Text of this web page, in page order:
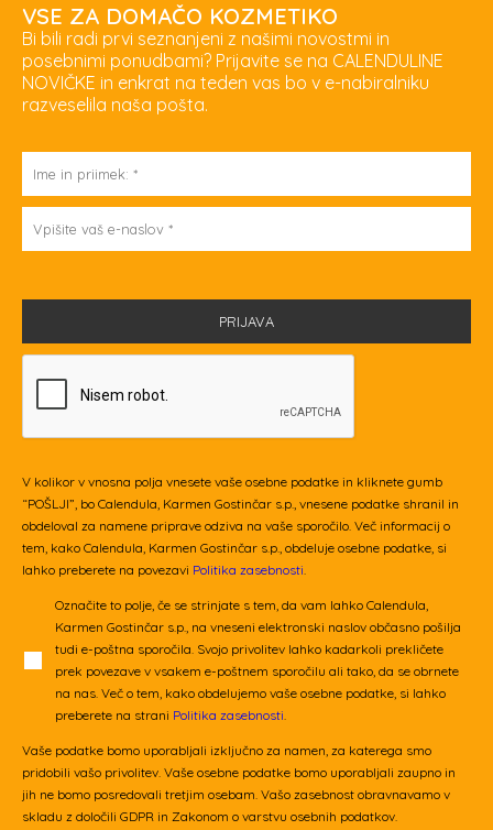
VSE ZA DOMAČO KOZMETIKO
Bi bili radi prvi seznanjeni z našimi novostmi in
posebnimi ponudbami? Prijavite se na CALENDULINE
NOVIČKE in enkrat na teden vas bo v e-nabiralniku
razveselila naša pošta.
V kolikor v vnosna polja vnesete vaše osebne podatke in kliknete gumb
“POŠLJI”, bo Calendula, Karmen Gostinčar s.p., vnesene podatke shranil in
obdeloval za namene priprave odziva na vaše sporočilo. Več informacij o
tem, kako Calendula, Karmen Gostinčar s.p., obdeluje osebne podatke, si
lahko preberete na povezavi Politika zasebnosti.
Označite to polje, če se strinjate s tem, da vam lahko Calendula,
Karmen Gostinčar s.p., na vneseni elektronski naslov občasno pošilja
tudi e-poštna sporočila. Svojo privolitev lahko kadarkoli prekličete
prek povezave v vsakem e-poštnem sporočilu ali tako, da se obrnete
na nas. Več o tem, kako obdelujemo vaše osebne podatke, si lahko
preberete na strani Politika zasebnosti.
Vaše podatke bomo uporabljali izključno za namen, za katerega smo
pridobili vašo privolitev. Vaše osebne podatke bomo uporabljali zaupno in
jih ne bomo posredovali tretjim osebam. Vašo zasebnost obravnavamo v
skladu z določili GDPR in Zakonom o varstvu osebnih podatkov.